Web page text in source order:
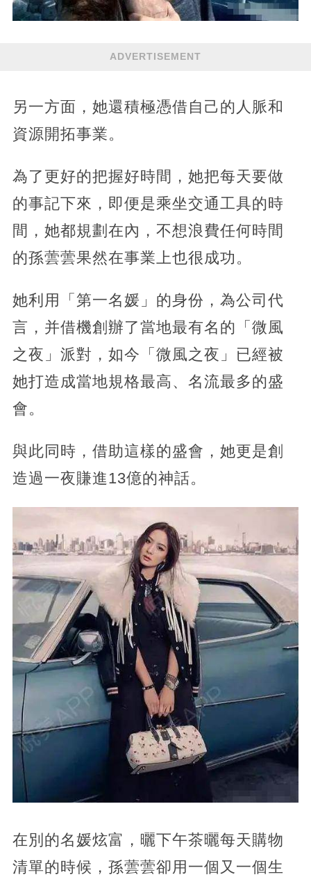
ADVERTISEMENT
另一方面，她還積極憑借自己的人脈和
資源開拓事業。
為了更好的把握好時間，她把每天要做
的事記下來，即便是乘坐交通工具的時
間，她都規劃在內，不想浪費任何時間
的孫蕓蕓果然在事業上也很成功。
她利用「第一名媛」的身份，為公司代
言，并借機創辦了當地最有名的「微風
之夜」派對，如今「微風之夜」已經被
她打造成當地規格最高、名流最多的盛
會。
與此同時，借助這樣的盛會，她更是創
造過一夜賺進13億的神話。
在別的名媛炫富，曬下午茶曬每天購物
清單的時候，孫蕓蕓卻用一個又一個生